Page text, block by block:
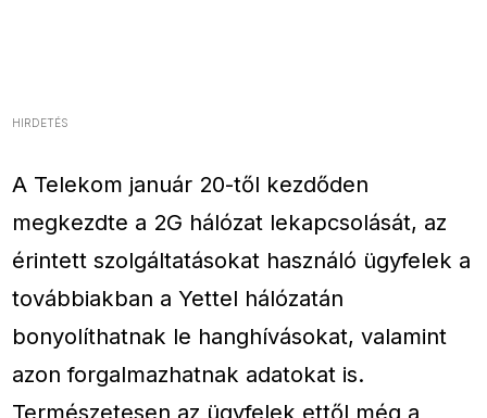
HIRDETÉS
A Telekom január 20-től kezdőden
megkezdte a 2G hálózat lekapcsolását, az
érintett szolgáltatásokat használó ügyfelek a
továbbiakban a Yettel hálózatán
bonyolíthatnak le hanghívásokat, valamint
azon forgalmazhatnak adatokat is.
Természetesen az ügyfelek ettől még a